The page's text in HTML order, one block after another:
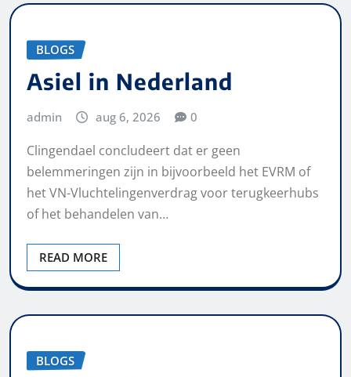
BLOGS
Asiel in Nederland
admin aug 6, 2026 0
Clingendael concludeert dat er geen
belemmeringen zijn in bijvoorbeeld het EVRM of
het VN-Vluchtelingenverdrag voor terugkeerhubs
of het behandelen van…
READ MORE
BLOGS